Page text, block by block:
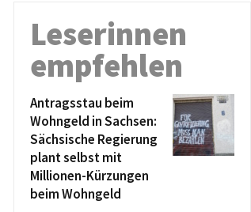
Leserinnen
empfehlen
Antragsstau beim
Wohngeld in Sachsen:
Sächsische Regierung
plant selbst mit
Millionen-Kürzungen
beim Wohngeld